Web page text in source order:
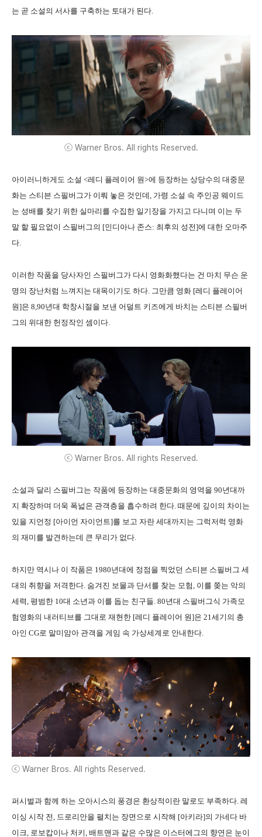
는 곧 소설의 서사를 구축하는 토대가 된다.
ⓒ Warner Bros. All rights Reserved.
아이러니하게도 소설 <레디 플레이어 원>에 등장하는 상당수의 대중문
화는 스티븐 스필버그가 이뤄 놓은 것인데, 가령 소설 속 주인공 웨이드
는 성배를 찾기 위한 실마리를 수집한 일기장을 가지고 다니며 이는 두
말 할 필요없이 스필버그의 [인디아나 존스: 최후의 성전]에 대한 오마주
다.
이러한 작품을 당사자인 스필버그가 다시 영화화했다는 건 마치 무슨 운
명의 장난처럼 느껴지는 대목이기도 하다. 그만큼 영화 [레디 플레이어
원]은 8,90년대 학창시절을 보낸 어덜트 키즈에게 바치는 스티븐 스필버
그의 위대한 헌정작인 셈이다.
ⓒ Warner Bros. All rights Reserved.
소설과 달리 스필버그는 작품에 등장하는 대중문화의 영역을 90년대까
지 확장하며 더욱 폭넓은 관객층을 흡수하려 한다. 때문에 깊이의 차이는
있을 지언정 [아이언 자이언트]를 보고 자란 세대까지는 그럭저럭 영화
의 재미를 발견하는데 큰 무리가 없다.
하지만 역시나 이 작품은 1980년대에 정점을 찍었던 스티븐 스필버그 세
대의 취향을 저격한다. 숨겨진 보물과 단서를 찾는 모험, 이를 쫒는 악의
세력, 평범한 10대 소년과 이를 돕는 친구들. 80년대 스필버그식 가족모
험영화의 내러티브를 그대로 재현한 [레디 플레이어 원]은 21세기의 총
아인 CG로 말미암아 관객을 게임 속 가상세계로 안내한다.
ⓒ Warner Bros. All rights Reserved.
퍼시벌과 함께 하는 오아시스의 풍경은 환상적이란 말로도 부족하다. 레
이싱 시작 전, 드로리안을 펼치는 장면으로 시작해 [아키라]의 가네다 바
이크, 로보캅이나 처키, 배트맨과 같은 수많은 이스터에그의 향연은 눈이